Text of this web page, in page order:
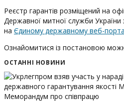
Реєстр гарантів розміщений на
Державної митної служби України
на Єдиному державному веб-
Ознайомитися із постановою
ОСТАННІ НОВИНИ